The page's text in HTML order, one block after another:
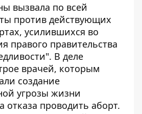
вызвала по всей
против действующих
усилившихся во
правого правительства
В деле
врачей, которым
создание
угрозы жизни
отказа проводить аборт.